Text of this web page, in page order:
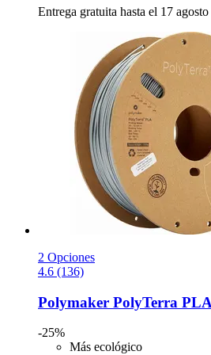
Entrega gratuita hasta el 17 agosto
2 Opciones
4.6 (136)
Polymaker PolyTerra
-25%
Más ecológico